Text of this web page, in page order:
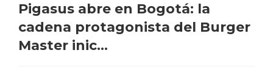
Pigasus abre en Bogotá: la
cadena protagonista del Burger
Master inic...